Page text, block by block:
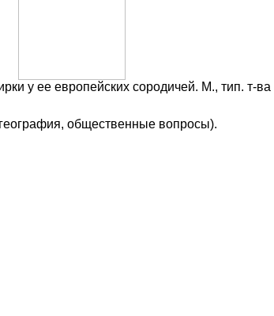
у ее европейских сородичей. М., тип. т-
общественные вопросы).